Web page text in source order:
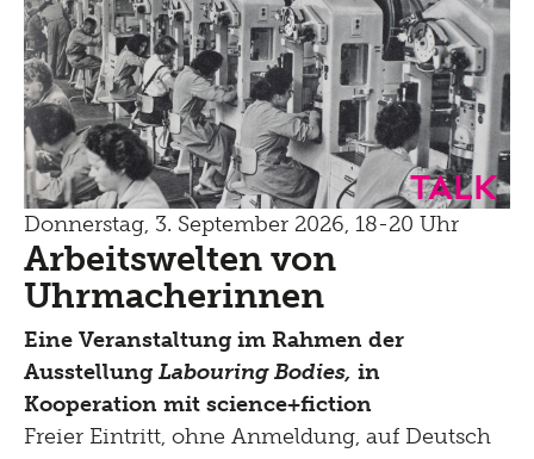
Talk
Donnerstag, 3. September 2026, 18-20 Uhr
Arbeitswelten von
Uhrmacherinnen
Eine Veranstaltung im Rahmen der
Ausstellung Labouring Bodies, in
Kooperation mit science+fiction
Freier Eintritt, ohne Anmeldung, auf Deutsch